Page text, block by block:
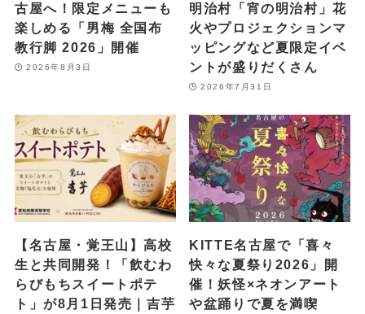
古屋へ！限定メニューも
楽しめる「男梅 全国布
教行脚 2026」開催
2026年8月3日
明治村「宵の明治村」花
火やプロジェクションマ
ッピングなど夏限定イベ
ントが盛りだくさん
2026年7月31日
【名古屋・覚王山】高校
生と共同開発！「飲むわ
らびもちスイートポテ
ト」が8月1日発売｜吉芋
KITTE名古屋で「喜々
快々な夏祭り2026」開
催！妖怪×ネオンアート
や盆踊りで夏を満喫